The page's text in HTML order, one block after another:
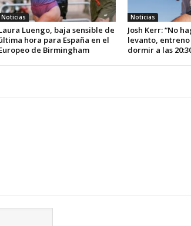
Noticias
Luengo, baja sensible de
hora para España en el
de Birmingham
Noticias
Josh Kerr: “No
levanto, entreno
dormir a las